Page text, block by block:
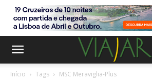
Início Tags MSC Meraviglia-Plus